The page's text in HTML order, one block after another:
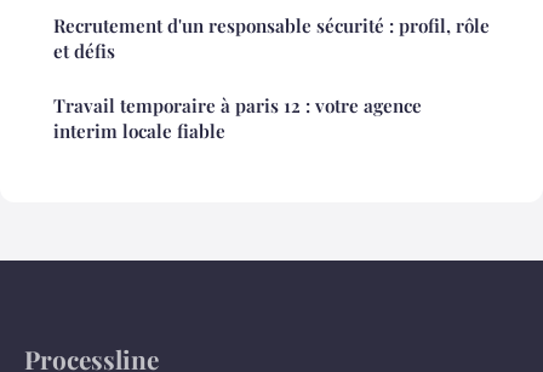
Recrutement d'un responsable sécurité : profil, rôle
et défis
Travail temporaire à paris 12 : votre agence
interim locale fiable
Processline